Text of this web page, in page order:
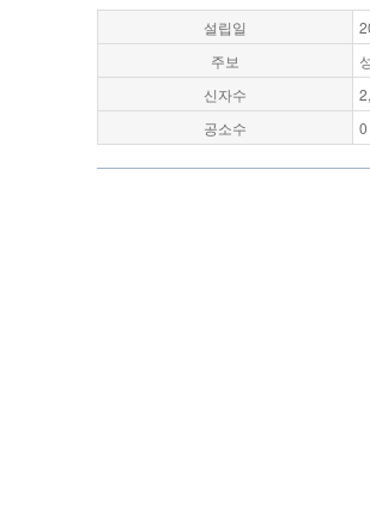
설립일
주보
신자수
공소수
0